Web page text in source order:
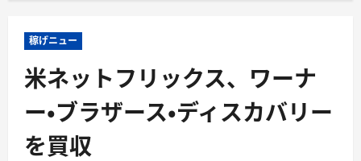
稼げニュー
米ネットフリックス、ワーナ
ー・ブラザース・ディスカバリー
を買収